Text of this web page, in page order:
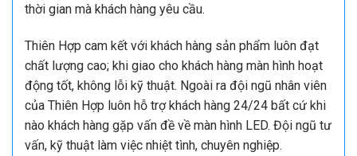
thời gian mà khách hàng yêu cầu.
Thiên Hợp cam kết với khách hàng sản phẩm luôn đạt
chất lượng cao; khi giao cho khách hàng màn hình hoạt
động tốt, không lỗi kỹ thuật. Ngoài ra đội ngũ nhân viên
của Thiên Hợp luôn hỗ trợ khách hàng 24/24 bất cứ khi
nào khách hàng gặp vấn đề về màn hình LED. Đội ngũ tư
vấn, kỹ thuật làm việc nhiệt tình, chuyên nghiệp.